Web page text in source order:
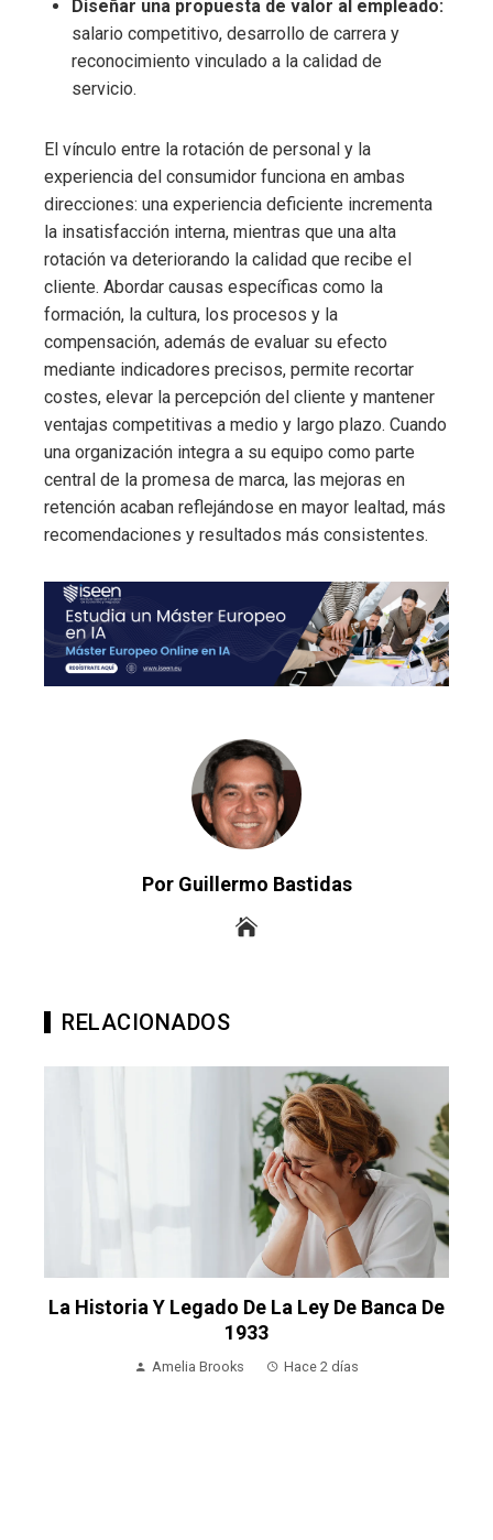
Diseñar una propuesta de valor al empleado:
salario competitivo, desarrollo de carrera y
reconocimiento vinculado a la calidad de
servicio.
El vínculo entre la rotación de personal y la
experiencia del consumidor funciona en ambas
direcciones: una experiencia deficiente incrementa
la insatisfacción interna, mientras que una alta
rotación va deteriorando la calidad que recibe el
cliente. Abordar causas específicas como la
formación, la cultura, los procesos y la
compensación, además de evaluar su efecto
mediante indicadores precisos, permite recortar
costes, elevar la percepción del cliente y mantener
ventajas competitivas a medio y largo plazo. Cuando
una organización integra a su equipo como parte
central de la promesa de marca, las mejoras en
retención acaban reflejándose en mayor lealtad, más
recomendaciones y resultados más consistentes.
Por Guillermo Bastidas
RELACIONADOS
La Historia Y Legado De La Ley De Banca De
1933
Amelia Brooks Hace 2 días